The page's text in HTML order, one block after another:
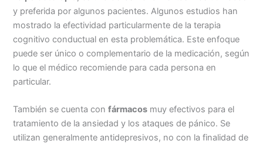
y preferida por algunos pacientes. Algunos estudios han
mostrado la efectividad particularmente de la terapia
cognitivo conductual en esta problemática. Este enfoque
puede ser único o complementario de la medicación, según
lo que el médico recomiende para cada persona en
particular.
También se cuenta confármacos muy efectivos para el
tratamiento de la ansiedad y los ataques de pánico. Se
utilizan generalmente antidepresivos, no con la finalidad de